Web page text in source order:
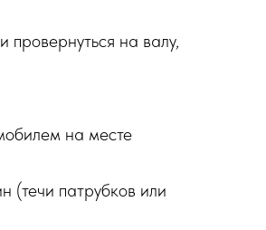
на валу,
на месте
(течи патрубков или